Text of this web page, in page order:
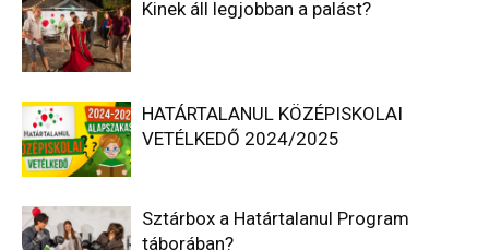
Kinek áll legjobban a palást?
HATÁRTALANUL KÖZÉPISKOLAI
VETÉLKEDŐ 2024/2025
Sztárbox a Határtalanul Program
táborában?